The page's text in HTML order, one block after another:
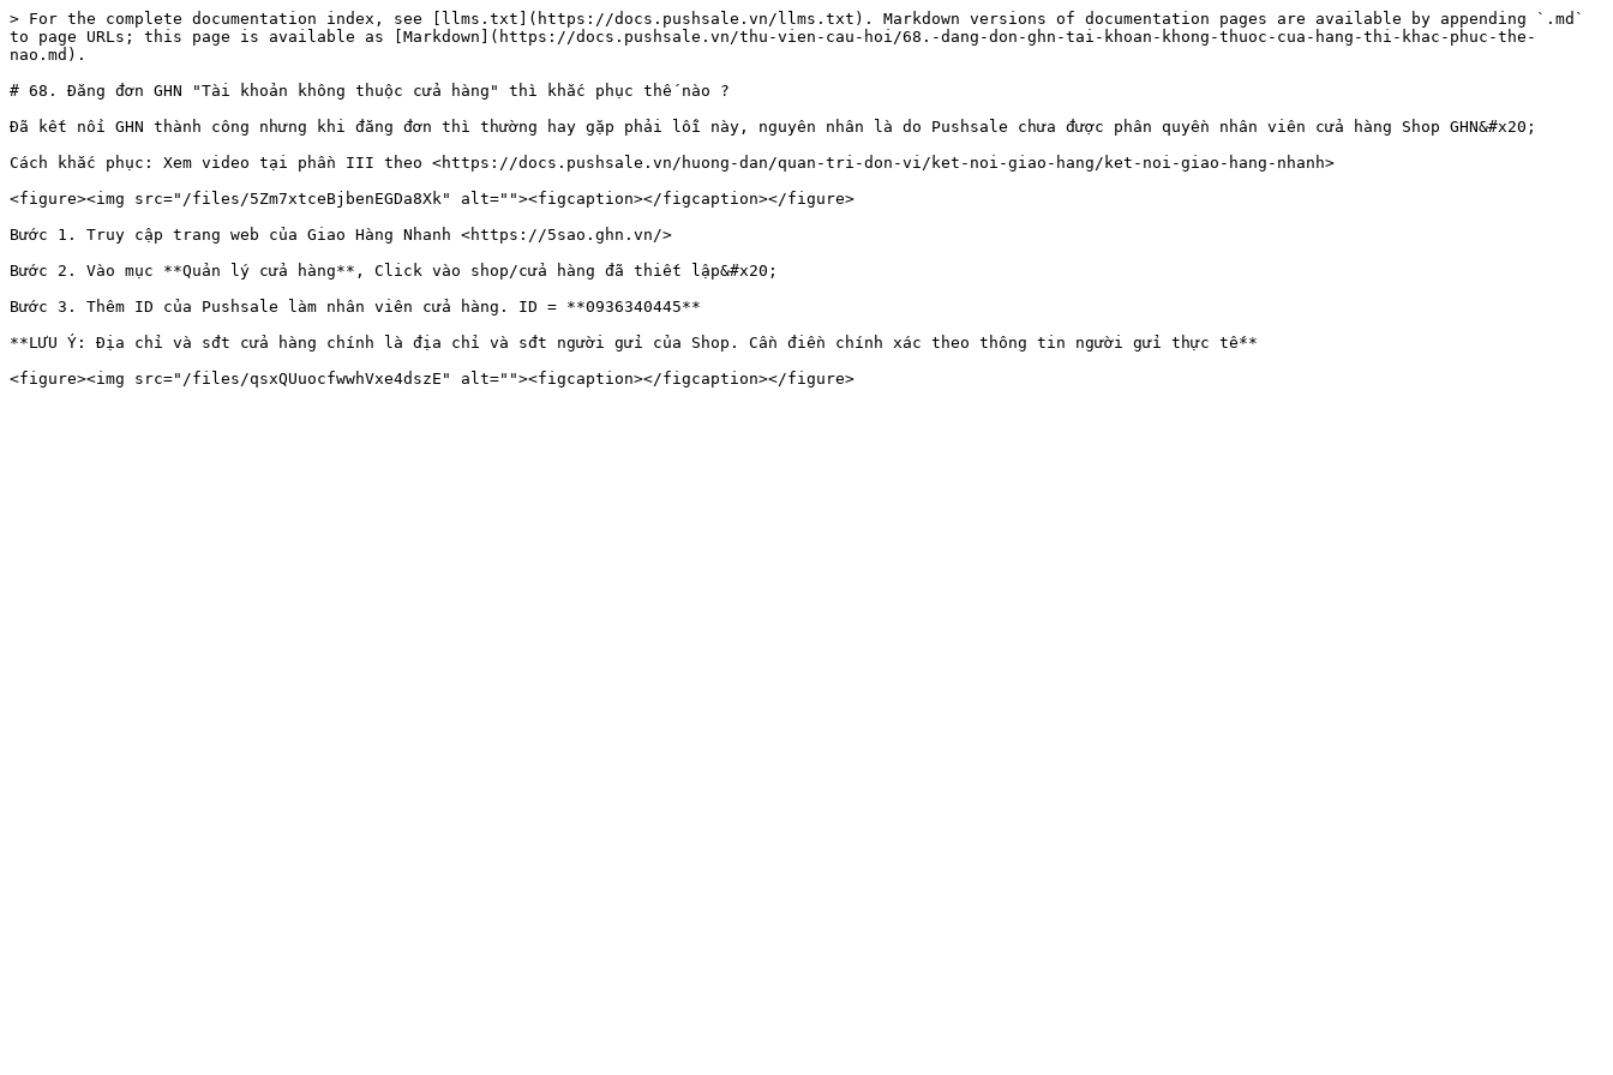
> For the complete documentation index, see [llms.txt](https://docs.pushsale.vn/llms.txt). Markdown versions of documentation pages are available by appending `.md`
to page URLs; this page is available as [Markdown](https://docs.pushsale.vn/thu-vien-cau-hoi/68.-dang-don-ghn-tai-khoan-khong-thuoc-cua-hang-thi-khac-phuc-the-
nao.md).
# 68. Đăng đơn GHN "Tài khoản không thuộc cửa hàng" thì khắc phục thế nào ?
Đã kết nối GHN thành công nhưng khi đăng đơn thì thường hay gặp phải lỗi này, nguyên nhân là do Pushsale chưa được phân quyền nhân viên cửa hàng Shop GHN&#x20;
Cách khắc phục: Xem video tại phần III theo <https://docs.pushsale.vn/huong-dan/quan-tri-don-vi/ket-noi-giao-hang/ket-noi-giao-hang-nhanh>
<figure><img src="/files/5Zm7xtceBjbenEGDa8Xk" alt=""><figcaption></figcaption></figure>
Bước 1. Truy cập trang web của Giao Hàng Nhanh <https://5sao.ghn.vn/>
Bước 2. Vào mục **Quản lý cửa hàng**, Click vào shop/cửa hàng đã thiết lập&#x20;
Bước 3. Thêm ID của Pushsale làm nhân viên cửa hàng. ID = **0936340445**
**LƯU Ý: Địa chỉ và sđt cửa hàng chính là địa chỉ và sđt người gửi của Shop. Cần điền chính xác theo thông tin người gửi thực tế**